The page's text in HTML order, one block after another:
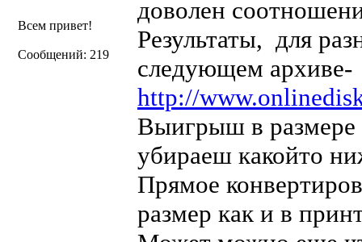
Всем привет!
Сообщений: 219
доволен
Результаты, для
следующем архиве-
http://
Выигрыш в размере
убираеш какойто
Прямое
размер как и в